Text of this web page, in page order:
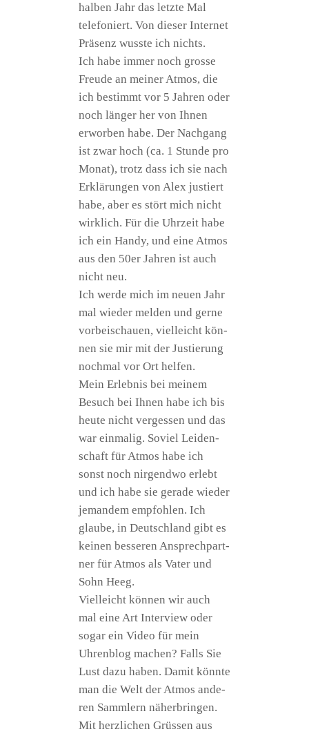
hal­ben Jahr das letz­te Mal
tele­fo­niert. Von die­ser Inter­net
Prä­senz wuss­te ich nichts.
Ich habe immer noch gros­se
Freu­de an mei­ner Atmos, die
ich bestimmt vor 5 Jah­ren oder
noch län­ger her von Ihnen
erwor­ben habe. Der Nach­gang
ist zwar hoch (ca. 1 Stun­de pro
Monat), trotz dass ich sie nach
Erklä­run­gen von Alex jus­tiert
habe, aber es stört mich nicht
wirk­lich. Für die Uhr­zeit habe
ich ein Han­dy, und eine Atmos
aus den 50er Jah­ren ist auch
nicht neu.
Ich wer­de mich im neu­en Jahr
mal wie­der mel­den und ger­ne
vor­bei­schau­en, viel­leicht kön­
nen sie mir mit der Jus­tie­rung
noch­mal vor Ort helfen.
Mein Erleb­nis bei mei­nem
Besuch bei Ihnen habe ich bis
heu­te nicht ver­ges­sen und das
war ein­ma­lig. Soviel Lei­den­
schaft für Atmos habe ich
sonst noch nir­gend­wo erlebt
und ich habe sie gera­de wie­der
jeman­dem emp­foh­len. Ich
glau­be, in Deutsch­land gibt es
kei­nen bes­se­ren Ansprech­part­
ner für Atmos als Vater und
Sohn Heeg.
Viel­leicht kön­nen wir auch
mal eine Art Inter­view oder
sogar ein Video für mein
Uhren­blog machen? Falls Sie
Lust dazu haben. Damit könn­te
man die Welt der Atmos ande­
ren Samm­lern näherbringen.
Mit herz­li­chen Grüs­sen aus